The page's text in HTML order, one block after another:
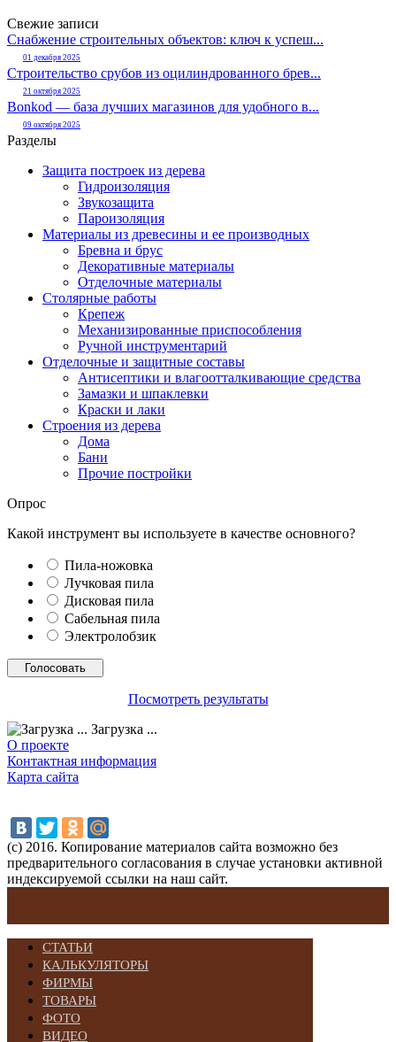
Свежие записи
Снабжение строительных объектов: ключ к успеш...
01 декабря 2025
Строительство срубов из оцилиндрованного брев...
21 октября 2025
Bonkod — база лучших магазинов для удобного в...
09 октября 2025
Разделы
Защита построек из дерева
Гидроизоляция
Звукозащита
Пароизоляция
Материалы из древесины и ее производных
Бревна и брус
Декоративные материалы
Отделочные материалы
Столярные работы
Крепеж
Механизированные приспособления
Ручной инструментарий
Отделочные и защитные составы
Антисептики и влагоотталкивающие средства
Замазки и шпаклевки
Краски и лаки
Строения из дерева
Дома
Бани
Прочие постройки
Опрос
Какой инструмент вы используете в качестве основного?
Пила-ножовка
Лучковая пила
Дисковая пила
Сабельная пила
Электролобзик
Посмотреть результаты
Загрузка ...
О проекте
Контактная информация
Карта сайта
(с) 2016. Копирование материалов сайта возможно без
предварительного согласования в случае установки активной
индексируемой ссылки на наш сайт.
СТАТЬИ
КАЛЬКУЛЯТОРЫ
ФИРМЫ
ТОВАРЫ
ФОТО
ВИДЕО